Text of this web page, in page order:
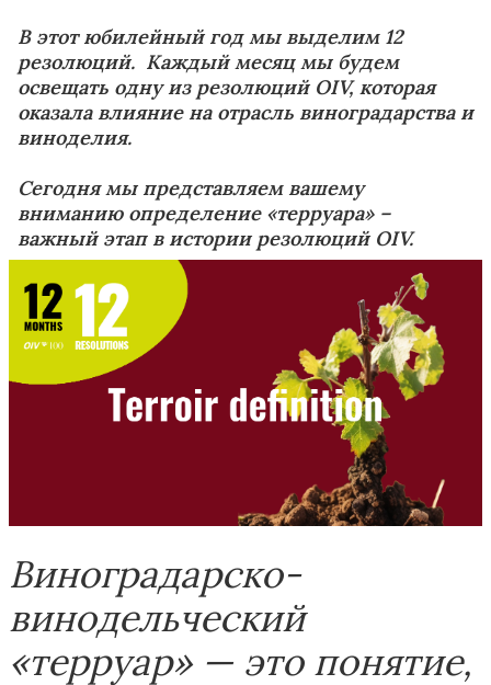
В этот юбилейный год мы выделим 12
резолюций. Каждый месяц мы будем
освещать одну из резолюций OIV, которая
оказала влияние на отрасль виноградарства и
виноделия.
Сегодня мы представляем вашему
вниманию определение «терруара» –
важный этап в истории резолюций OIV.
Виноградарско-
винодельческий
«терруар» — это понятие,